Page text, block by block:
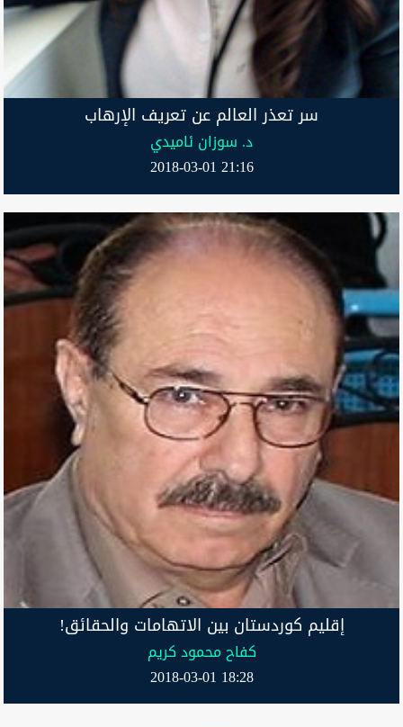
سر تعذر العالم عن تعريف الإرهاب
د. سوزان ئاميدي
2018-03-01 21:16
إقليم كوردستان بين الاتهامات والحقائق!
كفاح محمود كريم
2018-03-01 18:28